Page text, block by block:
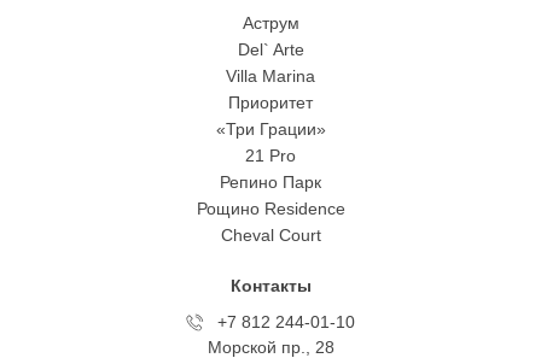
Аструм
Del` Arte
Villa Marina
Приоритет
«Три Грации»
21 Pro
Репино Парк
Рощино Residence
Cheval Court
Контакты
+7 812 244-01-10
Морской пр., 28